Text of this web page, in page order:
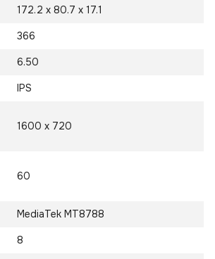
172.2 x 80.7 x 17.1
366
6.50
IPS
1600 x 720
60
MediaTek MT8788
8